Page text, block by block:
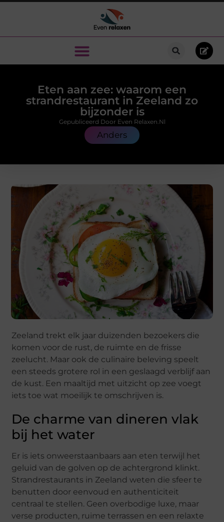
Eten aan zee: waarom een
strandrestaurant in Zeeland zo
bijzonder is
Anders
Gepubliceerd Door Even Relaxen.nl
Zeeland trekt elk jaar duizenden bezoekers die
komen voor de rust, de ruimte en de frisse
zeelucht. Maar ook de culinaire beleving speelt
een steeds grotere rol in een geslaagd verblijf aan
de kust. Een maaltijd met uitzicht op zee voegt
iets toe wat moeilijk te omschrijven is.
De charme van dineren vlak
bij het water
Er is iets onweerstaanbaars aan eten terwijl het
geluid van de golven op de achtergrond klinkt.
Strandrestaurants in Zeeland weten die sfeer te
benutten door eenvoud en authenticiteit
centraal te stellen. Geen overbodige luxe, maar
verse producten, ruime terrassen en een relaxte